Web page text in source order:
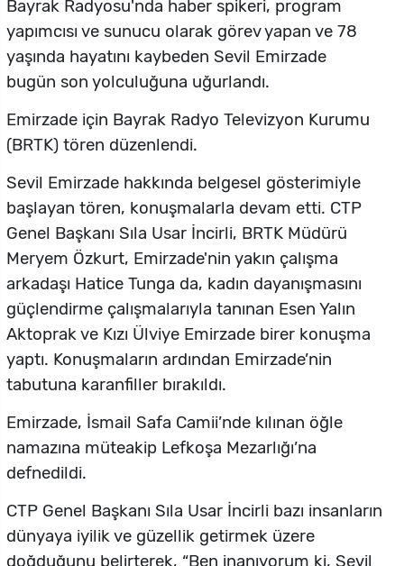
Bayrak Radyosu'nda haber spikeri, program
yapımcısı ve sunucu olarak görev yapan ve 78
yaşında hayatını kaybeden Sevil Emirzade
bugün son yolculuğuna uğurlandı.
Emirzade için Bayrak Radyo Televizyon Kurumu
(BRTK) tören düzenlendi.
Sevil Emirzade hakkında belgesel gösterimiyle
başlayan tören, konuşmalarla devam etti. CTP
Genel Başkanı Sıla Usar İncirli, BRTK Müdürü
Meryem Özkurt, Emirzade'nin yakın çalışma
arkadaşı Hatice Tunga da, kadın dayanışmasını
güçlendirme çalışmalarıyla tanınan Esen Yalın
Aktoprak ve Kızı Ülviye Emirzade birer konuşma
yaptı. Konuşmaların ardından Emirzade’nin
tabutuna karanfiller bırakıldı.
Emirzade, İsmail Safa Camii’nde kılınan öğle
namazına müteakip Lefkoşa Mezarlığı’na
defnedildi.
CTP Genel Başkanı Sıla Usar İncirli bazı insanların
dünyaya iyilik ve güzellik getirmek üzere
doğduğunu belirterek, “Ben inanıyorum ki, Sevil